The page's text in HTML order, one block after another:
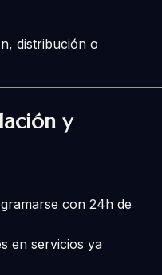
distribución o
y
con 24h de
en servicios ya